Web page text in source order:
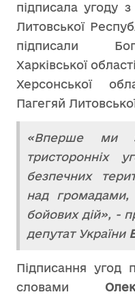
підписала угоду
Литовської
підписали
Харківської
Херсонської
Пагегяй
«Вперше ми
тристоронніх
безпечних
над
бойових дій», -
депутат України
Підписання угод
словами